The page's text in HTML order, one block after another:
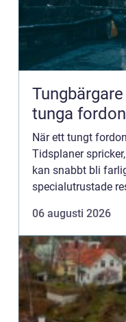
Tungbärgare trygg hjälp när
tunga
När ett tungt
Tidsplaner
kan snabbt bli
specialutrustade
vägen p...
06 augusti 2026